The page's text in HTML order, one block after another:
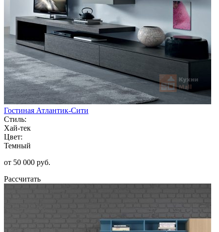
Гостиная Атлантик-Сити
Стиль:
Хай-тек
Цвет:
Темный
от 50 000 руб.
Рассчитать